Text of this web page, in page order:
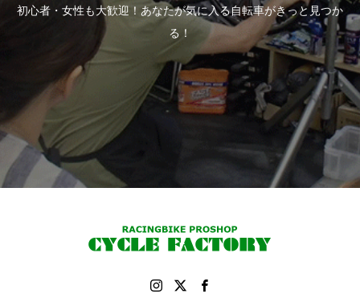
初心者・女性も大歓迎！あなたが気に入る自転車がきっと見つか
る！